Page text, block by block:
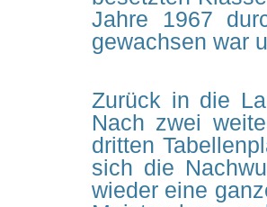
Jahre 1967
gewachsen war
Zurück in die
Nach zwei
dritten
sich die
wieder eine